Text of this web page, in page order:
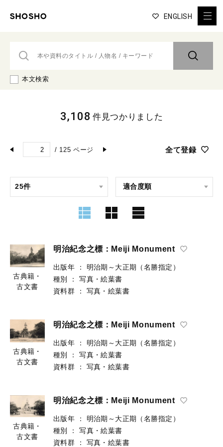
ENGLISH
本文検索
/ 125 ページ 全て登録
3,108 件見つかりました
古典籍・
古文書
明治紀念之標：Meiji Monument
出版年 ：
明治期～大正期（名勝指定）
種別
：
写真・絵葉書
資料群
： 写真・絵葉書
古典籍・
古文書
明治紀念之標：Meiji Monument
出版年 ：
明治期～大正期（名勝指定）
種別
：
写真・絵葉書
資料群
： 写真・絵葉書
古典籍・
古文書
明治紀念之標：Meiji Monument
出版年 ：
明治期～大正期（名勝指定）
種別
：
写真・絵葉書
資料群
： 写真・絵葉書